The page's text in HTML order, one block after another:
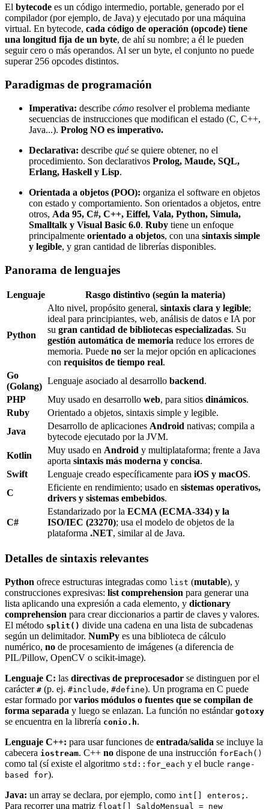
El bytecode es un código intermedio, portable, generado por el
compilador (por ejemplo, de Java) y ejecutado por una máquina
virtual. En bytecode, cada código de operación (opcode) tiene
una longitud fija de un byte, de ahí su nombre; a él le pueden
seguir cero o más operandos. Al ser un byte, el conjunto no puede
superar 256 opcodes distintos.
Paradigmas de programación
Imperativa: describe cómo resolver el problema mediante
secuencias de instrucciones que modifican el estado (C, C++,
Java...). Prolog NO es imperativo.
Declarativa: describe quése quiere obtener, no el
procedimiento. Son declarativos Prolog, Maude, SQL,
Erlang, Haskell y Lisp.
Orientada a objetos (POO): organiza el software en objetos
con estado y comportamiento. Son orientados a objetos, entre
otros, Ada 95, C#, C++, Eiffel, Vala, Python, Simula,
Smalltalk y Visual Basic 6.0. Ruby tiene un enfoque
principalmente orientado a objetos, con una sintaxis simple
y legible, y gran cantidad de librerías disponibles.
Panorama de lenguajes
Lenguaje Rasgo distintivo (según la materia)
Python
Alto nivel, propósito general, sintaxis clara y legible;
ideal para principiantes, web, análisis de datos e IA por
su gran cantidad de bibliotecas especializadas. Su
gestión automática de memoria reduce los errores de
memoria. Puede no ser la mejor opción en aplicaciones
con requisitos de tiempo real.
Go
(Golang)
Lenguaje asociado al desarrollo backend.
PHP
Muy usado en desarrollo web, para sitios dinámicos.
Ruby
Orientado a objetos, sintaxis simple y legible.
Java
Desarrollo de aplicaciones Android nativas; compila a
bytecode ejecutado por la JVM.
Kotlin
Muy usado en Android y multiplataforma; frente a Java
aporta sintaxis más moderna y concisa.
Swift
Lenguaje creado específicamente para iOS y macOS.
C
Eficiente en rendimiento; usado en sistemas operativos,
drivers y sistemas embebidos.
C#
Estandarizado por la ECMA (ECMA-334) y la
ISO/IEC (23270); usa el modelo de objetos de la
plataforma .NET, similar al de Java.
Detalles de sintaxis relevantes
Python ofrece estructuras integradas como list (mutable), y
construcciones expresivas: list comprehension para generar una
lista aplicando una expresión a cada elemento, y dictionary
comprehension para crear diccionarios a partir de claves y valores.
El método split() divide una cadena en una lista de subcadenas
según un delimitador. NumPy es una biblioteca de cálculo
numérico, no de procesamiento de imágenes (a diferencia de
PIL/Pillow, OpenCV o scikit-image).
Lenguaje C: las directivas de preprocesador se distinguen por el
carácter # (p. ej. #include, #define). Un programa en C puede
estar formado porvarios módulos o fuentes que se compilan de
forma separada y luego se enlazan. La función no estándar gotoxy
se encuentra en la librería conio.h.
Lenguaje C++: para usar funciones de entrada/salida se incluye la
cabecera iostream. C++ no dispone de una instrucción forEach()
como tal (sí existe el algoritmo std::for_each y el bucle range-
based for).
Java: un array se declara, por ejemplo, como int[] enteros; .
Para recorrer una matriz float[] SaldoMensual = new